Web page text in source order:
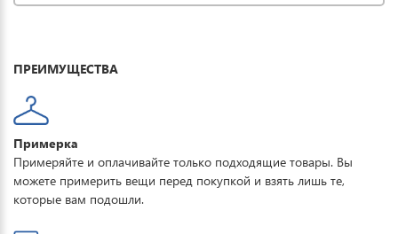
ПРЕИМУЩЕСТВА
Примерка
Примеряйте и оплачивайте только подходящие товары. Вы
можете примерить вещи перед покупкой и взять лишь те,
которые вам подошли.